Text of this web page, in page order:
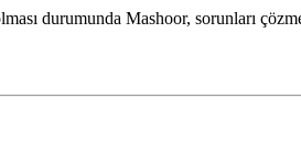
durumunda Mashoor, sorunları